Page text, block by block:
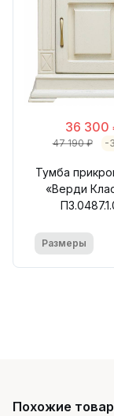
36 300
47 190 ₽ -
Тумба
«Верди
Размеры
Похожие